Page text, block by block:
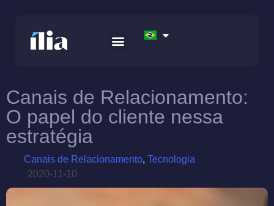
Canais de Relacionamento:
O papel do cliente nessa
estratégia
Canais de Relacionamento, Tecnologia
2020-11-10